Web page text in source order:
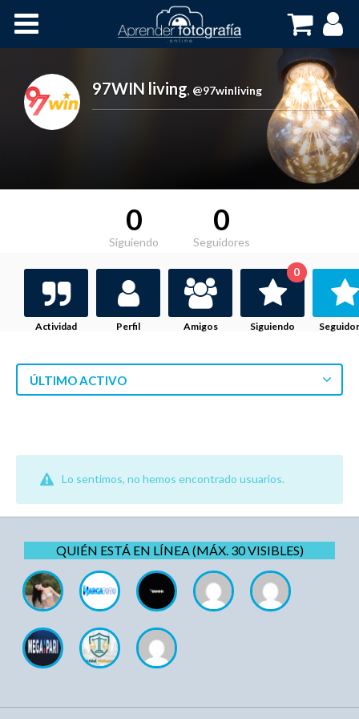
Cursos OnLine
97WIN living, @97winliving
0
Siguiendo
0
Seguidores
Actividad Perfil Amigos Siguiendo
0
ÚLTIMO ACTIVO
Lo sentimos, no hemos encontrado usuarios.
QUIÉN ESTÁ EN LÍNEA (MÁX. 30 VISIBLES)